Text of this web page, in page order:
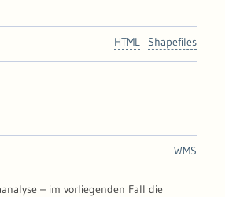
Shapefiles
HTML
WMS
– im vorliegenden Fall die